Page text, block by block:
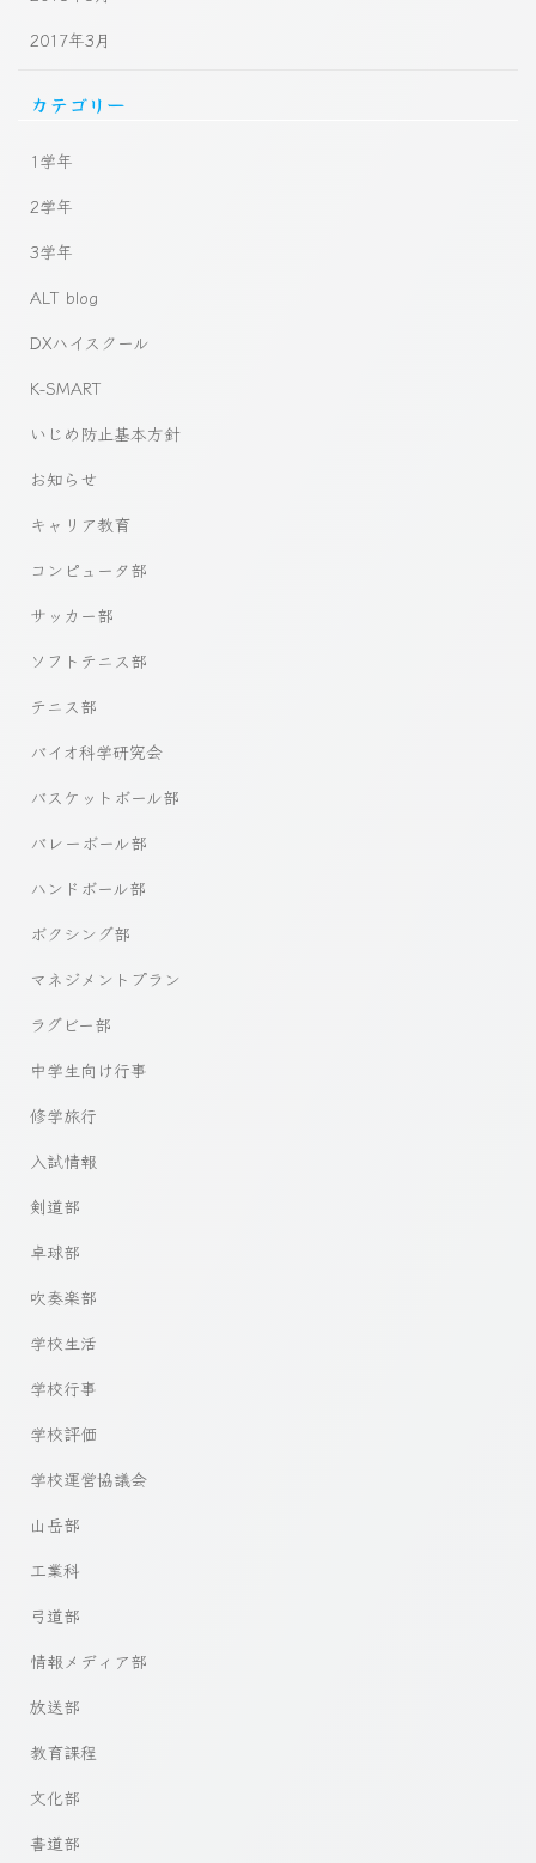
2017年3月
カテゴリー
1学年
2学年
3学年
ALT blog
DXハイスクール
K-SMART
いじめ防止基本方針
お知らせ
キャリア教育
コンピュータ部
サッカー部
ソフトテニス部
テニス部
バイオ科学研究会
バスケットボール部
バレーボール部
ハンドボール部
ボクシング部
マネジメントプラン
ラグビー部
中学生向け行事
修学旅行
入試情報
剣道部
卓球部
吹奏楽部
学校生活
学校行事
学校評価
学校運営協議会
山岳部
工業科
弓道部
情報メディア部
放送部
教育課程
文化部
書道部